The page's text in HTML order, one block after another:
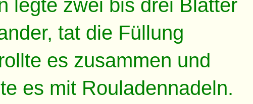
legte zwei bis drei Blätter
tat die Füllung
es zusammen und
es mit Rouladennadeln.